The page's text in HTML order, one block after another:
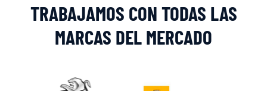
TRABAJAMOS CON TODAS LAS
MARCAS DEL MERCADO